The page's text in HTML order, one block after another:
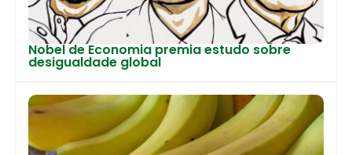
Nobel de Economia premia estudo sobre
desigualdade global